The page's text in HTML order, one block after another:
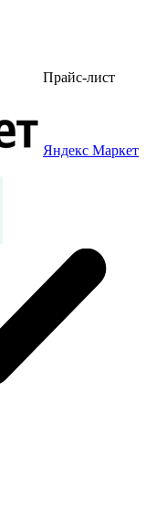
Прайс-лист
Яндекс Маркет